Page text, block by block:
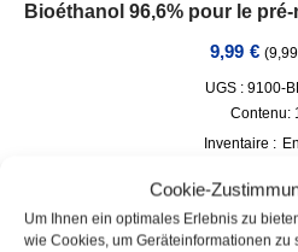
Cookie-
Um Ihnen ein optimales Erlebnis zu
wie Cookies, um Geräteinformationen zu
Bioéthanol 96,6% pour le
9,99 € (9,99
UGS : 9100-
Contenu: 1
Inventaire :
incl. VAT